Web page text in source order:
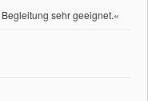
Begleitung sehr geeignet.«